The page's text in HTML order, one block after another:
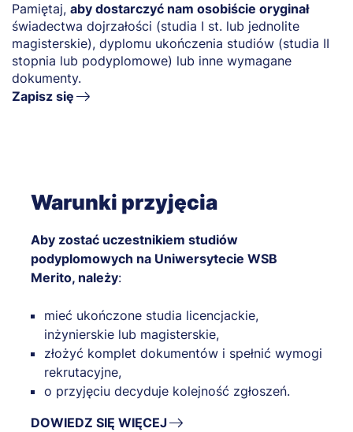
Pamiętaj, aby dostarczyć nam osobiście oryginał
świadectwa dojrzałości (studia I st. lub jednolite
magisterskie), dyplomu ukończenia studiów (studia II
stopnia lub podyplomowe) lub inne wymagane
dokumenty.
Zapisz się
Warunki przyjęcia
Aby zostać uczestnikiem studiów
podyplomowych na Uniwersytecie WSB
Merito, należy:
mieć ukończone studia licencjackie,
inżynierskie lub magisterskie,
złożyć komplet dokumentów i spełnić wymogi
rekrutacyjne,
o przyjęciu decyduje kolejność zgłoszeń.
DOWIEDZ SIĘ WIĘCEJ